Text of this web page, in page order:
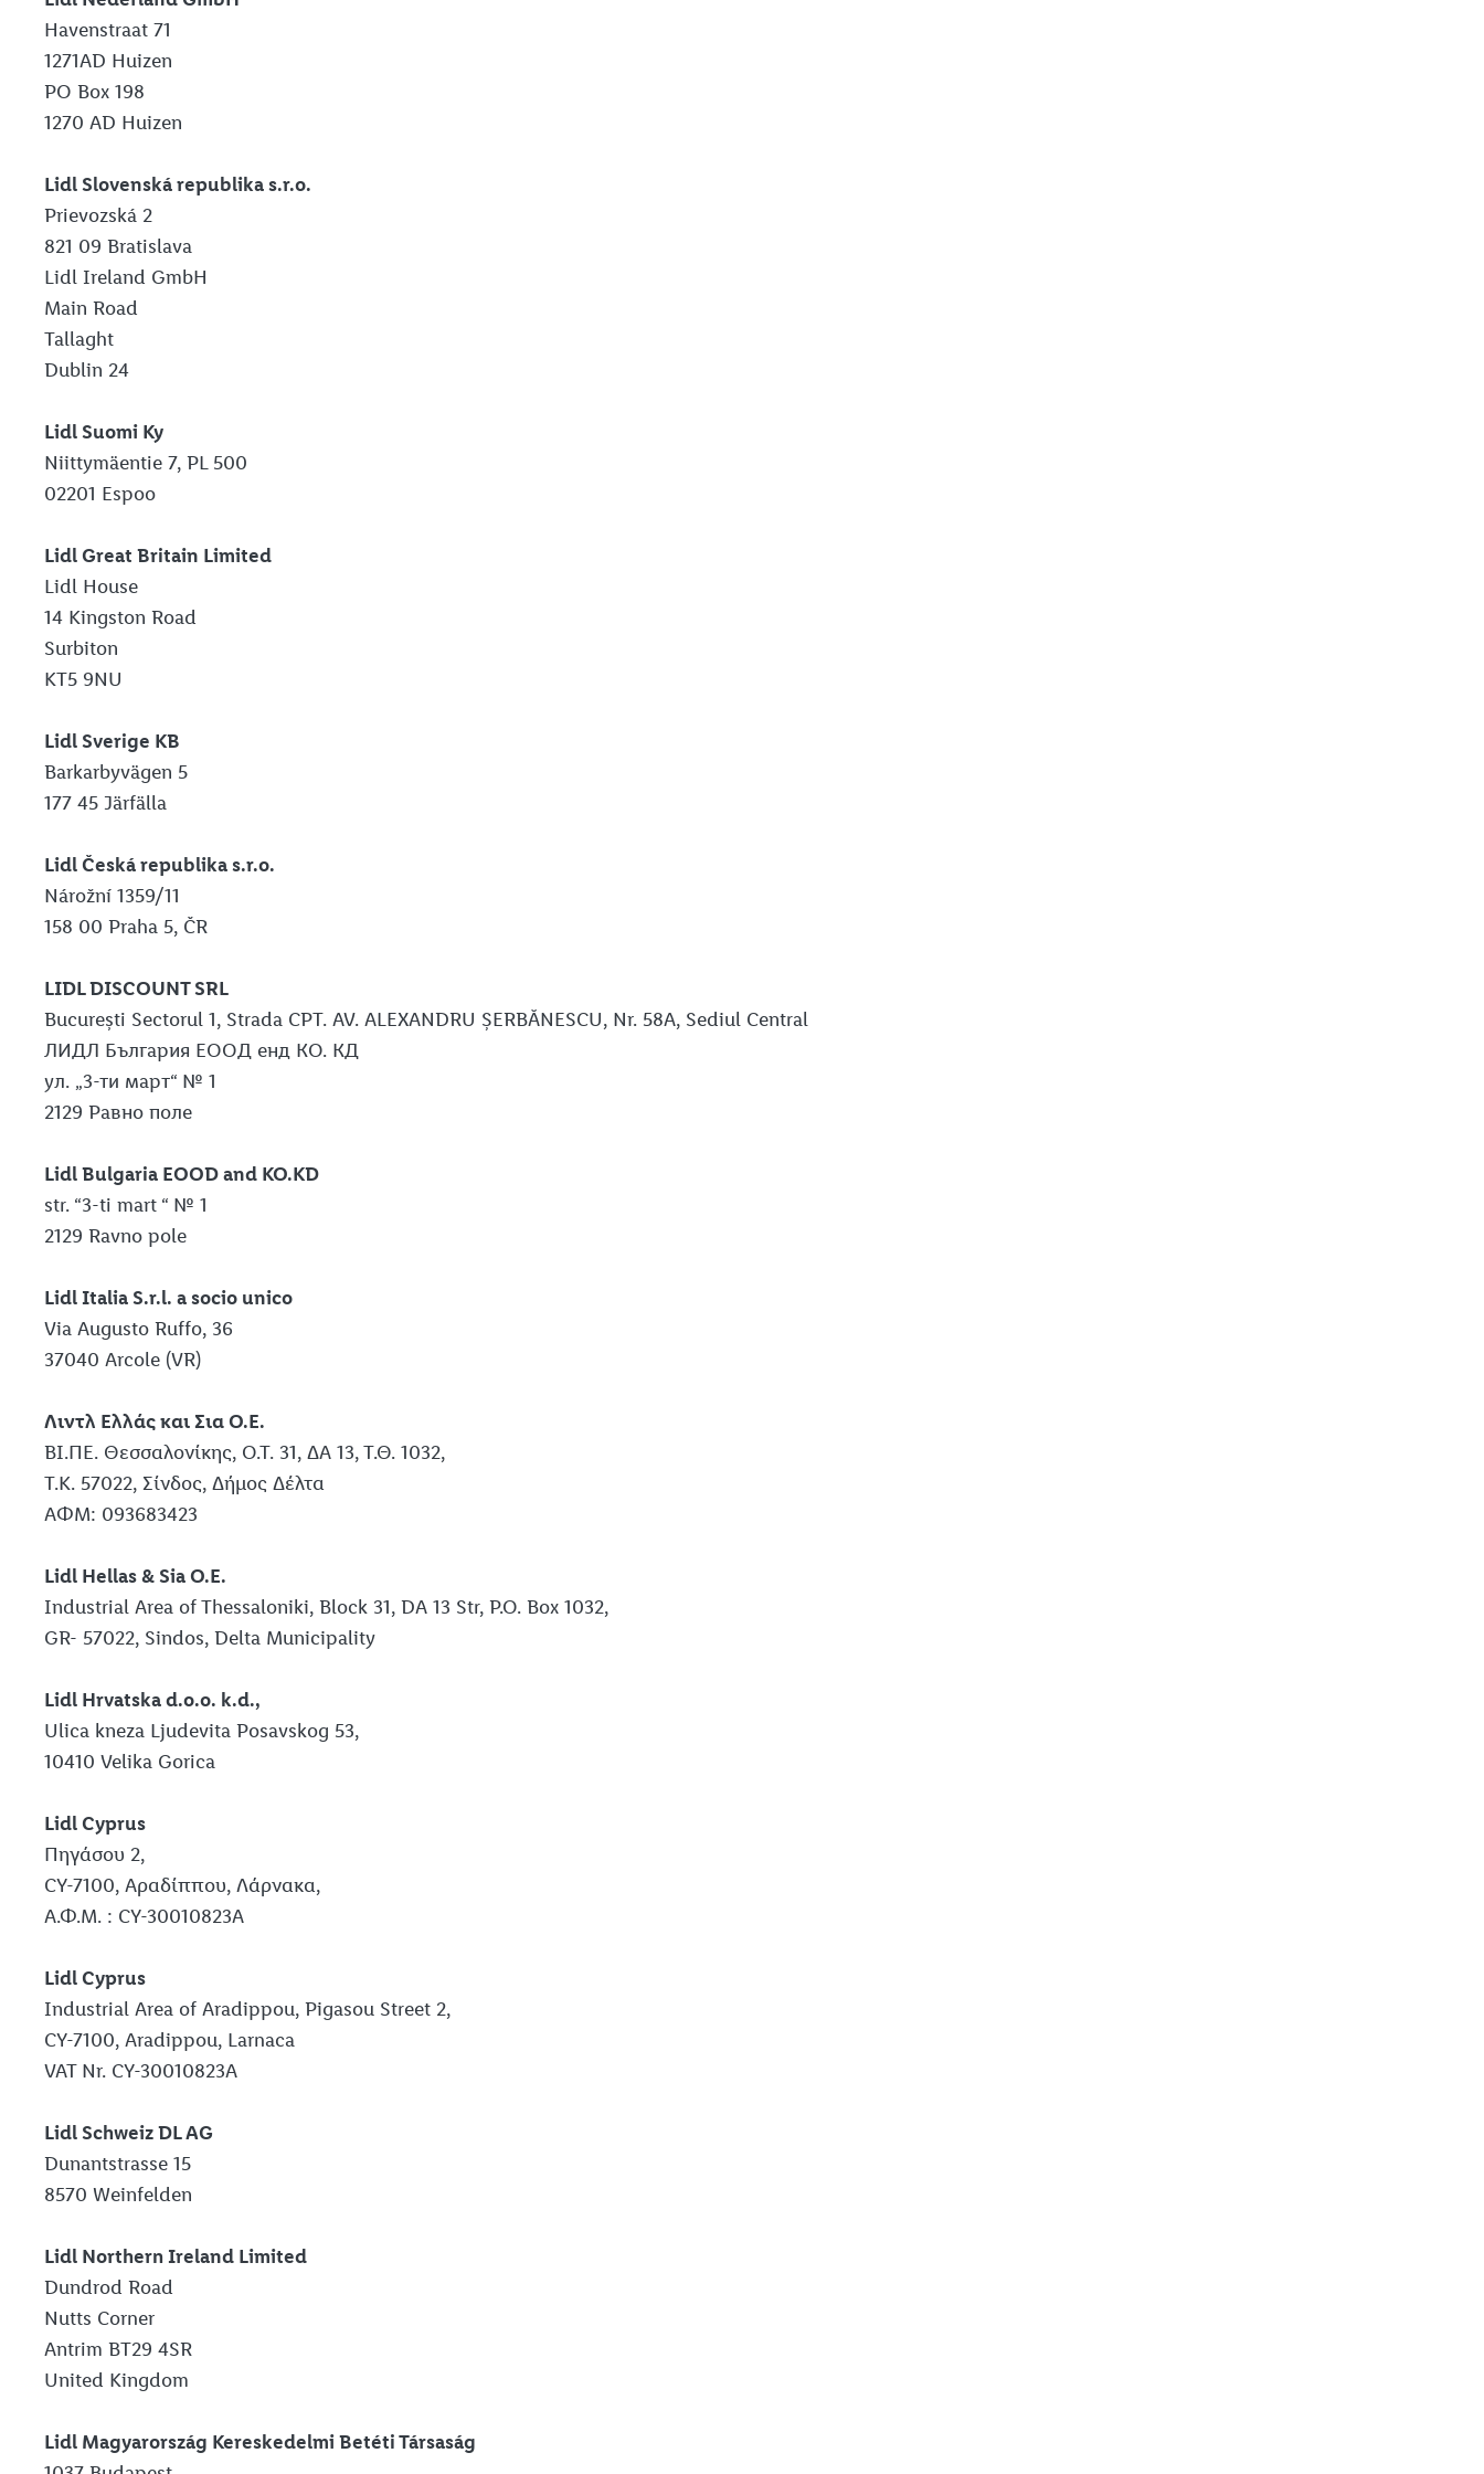
Havenstraat 71
1271AD Huizen
PO Box 198
1270 AD Huizen
Lidl Slovenská republika s.r.o.
Prievozská 2
821 09 Bratislava
Lidl Ireland GmbH
Main Road
Tallaght
Dublin 24
Lidl Suomi Ky
Niittymäentie 7, PL 500
02201 Espoo
Lidl Great Britain Limited
Lidl House
14 Kingston Road
Surbiton
KT5 9NU
Lidl Sverige KB
Barkarbyvägen 5
177 45 Järfälla
Lidl Česká republika s.r.o.
Nárožní 1359/11
158 00 Praha 5, ČR
LIDL DISCOUNT SRL
București Sectorul 1, Strada CPT. AV. ALEXANDRU ȘERBĂNESCU, Nr. 58A, Sediul Central
ЛИДЛ България ЕООД енд КО. КД
ул. „3-ти март“ № 1
2129 Равно поле
Lidl Bulgaria EOOD and KO.KD
str. “3-ti mart “ № 1
2129 Ravno pole
Lidl Italia S.r.l. a socio unico
Via Augusto Ruffo, 36
37040 Arcole (VR)
Λιντλ Ελλάς και Σια Ο.Ε.
ΒΙ.ΠΕ. Θεσσαλονίκης, Ο.Τ. 31, ΔΑ 13, Τ.Θ. 1032,
Τ.Κ. 57022, Σίνδος, Δήμος Δέλτα
ΑΦΜ: 093683423
Lidl Hellas & Sia Ο.Ε.
Industrial Area of Thessaloniki, Block 31, DΑ 13 Str, P.O. Box 1032,
GR- 57022, Sindos, Delta Municipality
Lidl Hrvatska d.o.o. k.d.,
Ulica kneza Ljudevita Posavskog 53,
10410 Velika Gorica
Lidl Cyprus
Πηγάσου 2,
CY-7100, Αραδίππου, Λάρνακα,
Α.Φ.Μ. : CY-30010823A
Lidl Cyprus
Industrial Area of Aradippou, Pigasou Street 2,
CY-7100, Aradippou, Larnaca
VAT Nr. CY-30010823A
Lidl Schweiz DL AG
Dunantstrasse 15
8570 Weinfelden
Lidl Northern Ireland Limited
Dundrod Road
Nutts Corner
Antrim BT29 4SR
United Kingdom
Lidl Magyarország Kereskedelmi Betéti Társaság